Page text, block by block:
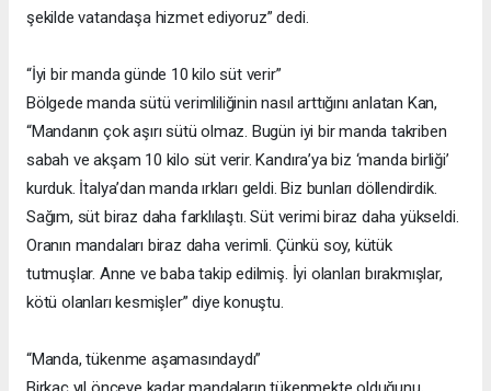
şekilde vatandaşa hizmet ediyoruz” dedi.
“İyi bir manda günde 10 kilo süt verir”
Bölgede manda sütü verimliliğinin nasıl arttığını anlatan Kan,
“Mandanın çok aşırı sütü olmaz. Bugün iyi bir manda takriben
sabah ve akşam 10 kilo süt verir. Kandıra’ya biz ‘manda birliği’
kurduk. İtalya’dan manda ırkları geldi. Biz bunları döllendirdik.
Sağım, süt biraz daha farklılaştı. Süt verimi biraz daha yükseldi.
Oranın mandaları biraz daha verimli. Çünkü soy, kütük
tutmuşlar. Anne ve baba takip edilmiş. İyi olanları bırakmışlar,
kötü olanları kesmişler” diye konuştu.
“Manda, tükenme aşamasındaydı”